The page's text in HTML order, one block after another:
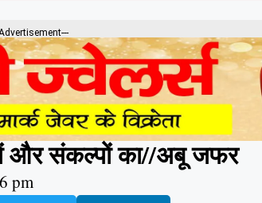
और संकल्पों का//अबू जफर
pm